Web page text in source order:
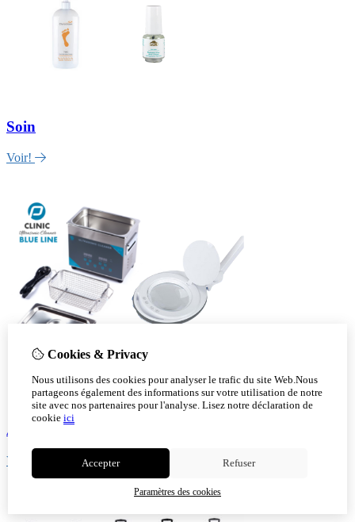
Soin
Voir!
Aparail
Voir!
Cookies & Privacy
Nous utilisons des cookies pour analyser le trafic du site Web.Nous
partageons également des informations sur votre utilisation de notre
site avec nos partenaires pour l'analyse. Lisez notre déclaration de
cookie ici
Accepter Refuser
Paramètres des cookies